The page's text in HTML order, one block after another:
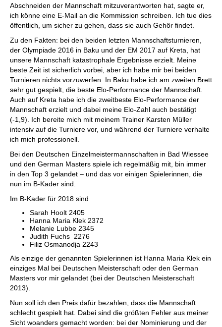
Abschneiden der Mannschaft mitzuverantworten hat, sagte er,
ich könne eine E-Mail an die Kommission schreiben. Ich tue dies
öffentlich, um sicher zu gehen, dass sie auch Gehör findet.
Zu den Fakten: bei den beiden letzten Mannschaftsturnieren,
der Olympiade 2016 in Baku und der EM 2017 auf Kreta, hat
unsere Mannschaft katastrophale Ergebnisse erzielt. Meine
beste Zeit ist sicherlich vorbei, aber ich habe mir bei beiden
Turnieren nichts vorzuwerfen. In Baku habe ich am zweiten Brett
sehr gut gespielt, die beste Elo-Performance der Mannschaft.
Auch auf Kreta habe ich die zweitbeste Elo-Performance der
Mannschaft erzielt und dabei meine Elo-Zahl auch bestätigt
(-1,9). Ich bereite mich mit meinem Trainer Karsten Müller
intensiv auf die Turniere vor, und während der Turniere verhalte
ich mich professionell.
Bei den Deutschen Einzelmeistermannschaften in Bad Wiessee
und den German Masters spiele ich regelmäßig mit, bin immer
in den Top 3 gelandet – und das vor einigen Spielerinnen, die
nun im B-Kader sind.
Im B-Kader für 2018 sind
Sarah Hoolt 2405
Hanna Maria Klek 2372
Melanie Lubbe 2345
Judith Fuchs 2276
Filiz Osmanodja 2243
Als einzige der genannten Spielerinnen ist Hanna Maria Klek ein
einziges Mal bei Deutschen Meisterschaft oder den German
Masters vor mir gelandet (bei der Deutschen Meisterschaft
2013).
Nun soll ich den Preis dafür bezahlen, dass die Mannschaft
schlecht gespielt hat. Dabei sind die größten Fehler aus meiner
Sicht woanders gemacht worden: bei der Nominierung und der